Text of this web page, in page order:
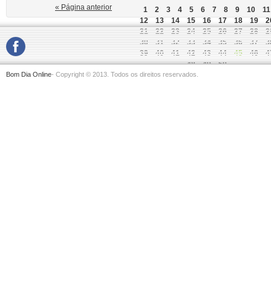
« Página anterior 1 2 3 4 5 6 7 8 9 10
11
12
13 14 15 16 17 18 19
21
22 23 24 25 26 27 28
30
31 32 33 34 35 36 37
39
40 41 42 43 44 45 46
48
49 50
Bom Dia Online- Copyright © 2013. Todos os direitos reservados.